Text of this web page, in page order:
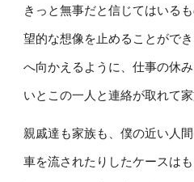
きっと無事だと信じてはいる
望的な想像を止めることがで
へ向かえるように、仕事の休
いとこの一人と連絡が取れて
親戚達も家族も、僕の近い人
車を流されたりしたケースは